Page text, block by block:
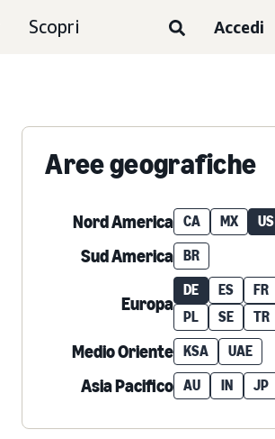
Scopri Accedi
Aree geografiche
Nord America CA MX US
Sud America BR
Europa
DE ES FR
PL
SE TR
Medio Oriente KSA UAE
Asia Pacifico AU IN JP